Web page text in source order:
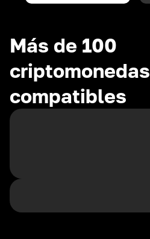
Más de 100
criptomonedas
compatibles